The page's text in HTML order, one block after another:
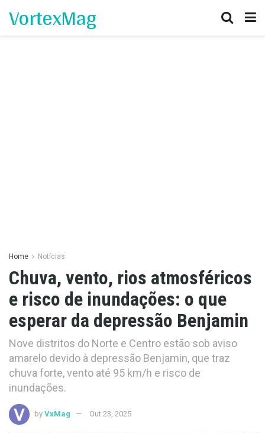
VortexMag
Home Notícias
Chuva, vento, rios atmosféricos
e risco de inundações: o que
esperar da depressão Benjamin
Nove distritos do Norte e Centro estão sob aviso
amarelo devido à depressão Benjamin, que traz
chuva forte, vento até 95 km/h e risco de
inundações.
by VxMag Out 23, 2025